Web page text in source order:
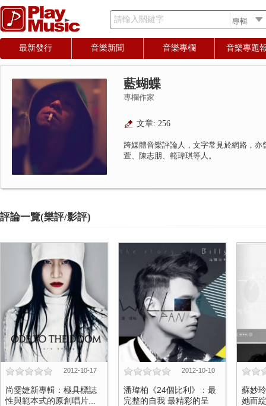
請輸入關鍵字
最新發行 音樂新聞 音樂專欄 音樂專題
藍蝴蝶
專欄作家
文章: 256
跨媒體音樂評論人，文字常見於網路，
萱、陳志朋、範瑋琪等人。
評論一覽(樂評/影評)
2012-10-17
尚雯婕新專輯：極具標誌
性與範本式的原創唱片...
2012-10-10
潘瑋柏《24個比利》：最
完整的自我 最精彩的呈
蘇妙
她而